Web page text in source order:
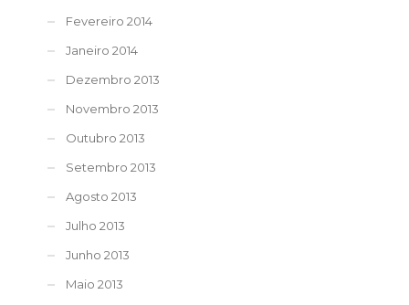
Fevereiro 2014
Janeiro 2014
Dezembro 2013
Novembro 2013
Outubro 2013
Setembro 2013
Agosto 2013
Julho 2013
Junho 2013
Maio 2013